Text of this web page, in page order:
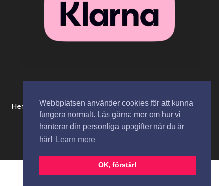
Webbplatsen använder cookies för att kunna
fungera normalt. Läs gärna mer om hur vi
hanterar din personliga uppgifter när du är
här!
Learn more
OK, förstår!
Hem Beställningsinformation / köpvillkor
Mitt konto
Integritetspolicy
Spåra paket Kontakta oss
Copyright © 2026 Zaza Cosmetics AB